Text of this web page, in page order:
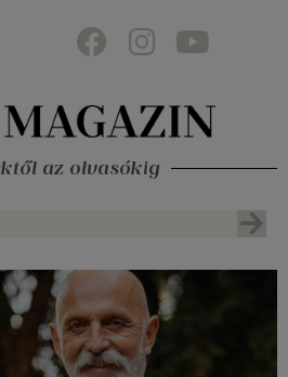
az olvasókig